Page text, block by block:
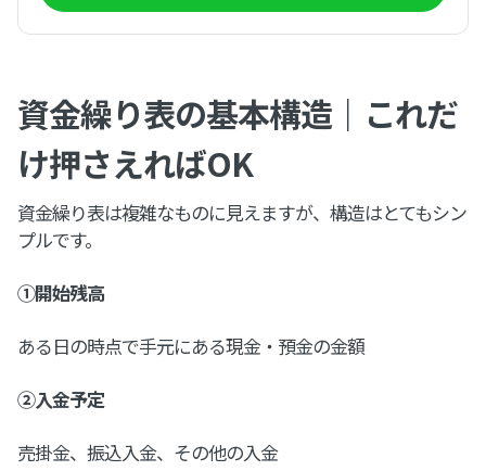
資金繰り表の基本構造｜これだ
け押さえればOK
資金繰り表は複雑なものに見えますが、構造はとてもシン
プルです。
①開始残高
ある日の時点で手元にある現金・預金の金額
②入金予定
売掛金、振込入金、その他の入金